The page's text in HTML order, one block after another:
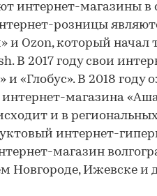
интернет-магазины в
розницы
и Ozon, который
В 2017 году свои
и «Глобус». В 2018 году
магазина
и в
интернет-
магазин
Новгороде, Ижевске и